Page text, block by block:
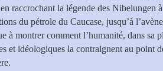
raccrochant la légende des Nibelungen
du pétrole du Caucase, jusqu’à
à montrer comment l’humanité, dans sa
et idéologiques la contraignent au point